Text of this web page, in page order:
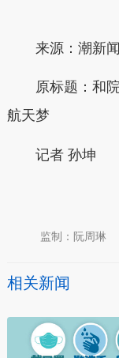
来源：潮新闻
原标题：和院
航天梦
记者 孙坤
监制：阮周琳
相关新闻